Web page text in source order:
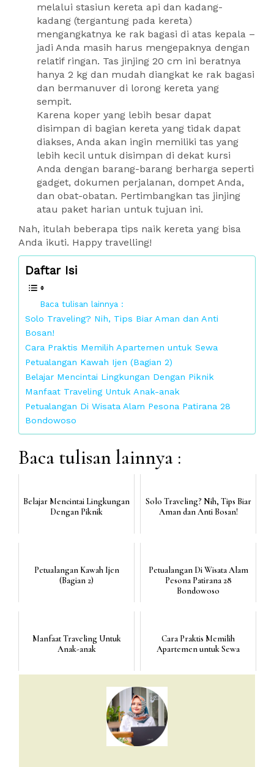
melalui stasiun kereta api dan kadang-
kadang (tergantung pada kereta)
mengangkatnya ke rak bagasi di atas kepala –
jadi Anda masih harus mengepaknya dengan
relatif ringan. Tas jinjing 20 cm ini beratnya
hanya 2 kg dan mudah diangkat ke rak bagasi
dan bermanuver di lorong kereta yang
sempit.
Karena koper yang lebih besar dapat
disimpan di bagian kereta yang tidak dapat
diakses, Anda akan ingin memiliki tas yang
lebih kecil untuk disimpan di dekat kursi
Anda dengan barang-barang berharga seperti
gadget, dokumen perjalanan, dompet Anda,
dan obat-obatan. Pertimbangkan tas jinjing
atau paket harian untuk tujuan ini.
Nah, itulah beberapa tips naik kereta yang bisa
Anda ikuti. Happy travelling!
Daftar Isi
Baca tulisan lainnya :
Solo Traveling? Nih, Tips Biar Aman dan Anti
Bosan!
Cara Praktis Memilih Apartemen untuk Sewa
Petualangan Kawah Ijen (Bagian 2)
Belajar Mencintai Lingkungan Dengan Piknik
Manfaat Traveling Untuk Anak-anak
Petualangan Di Wisata Alam Pesona Patirana 28
Bondowoso
Baca tulisan lainnya :
Belajar Mencintai Lingkungan
Dengan Piknik
Solo Traveling? Nih, Tips Biar
Aman dan Anti Bosan!
Petualangan Kawah Ijen
(Bagian 2)
Petualangan Di Wisata Alam
Pesona Patirana 28
Bondowoso
Manfaat Traveling Untuk
Anak-anak
Cara Praktis Memilih
Apartemen untuk Sewa